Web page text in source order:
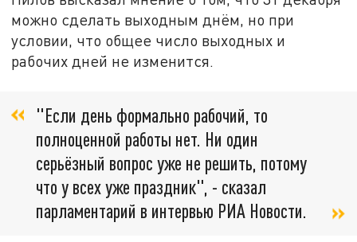
можно сделать выходным днём, но при
условии, что общее число выходных и
рабочих дней не изменится.
"Если день формально рабочий, то
полноценной работы нет. Ни один
серьёзный вопрос уже не решить, потому
что у всех уже праздник", - сказал
парламентарий в интервью РИА Новости.